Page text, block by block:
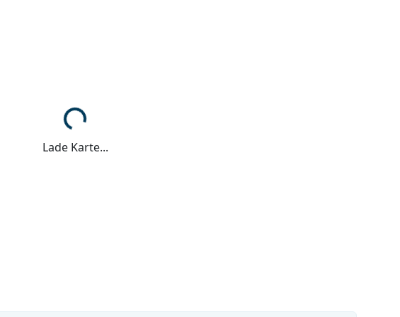
Lade...
Lade Karte...